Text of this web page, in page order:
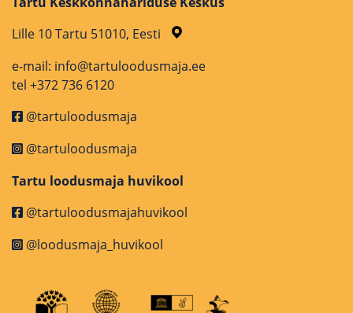
Lille 10 Tartu 51010, Eesti
e-mail: info@tartuloodusmaja.ee
tel +372 736 6120
@tartuloodusmaja
@tartuloodusmaja
Tartu loodusmaja huvikool
@tartuloodusmajahuvikool
@loodusmaja_huvikool